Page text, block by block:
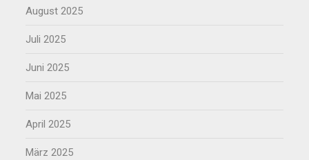
August 2025
Juli 2025
Juni 2025
Mai 2025
April 2025
März 2025